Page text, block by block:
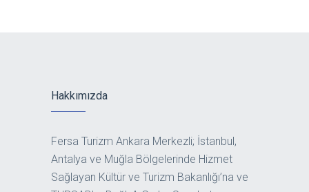
Hakkımızda
Fersa Turizm Ankara Merkezli; İstanbul,
Antalya ve Muğla Bölgelerinde Hizmet
Sağlayan Kültür ve Turizm Bakanlığı’na ve